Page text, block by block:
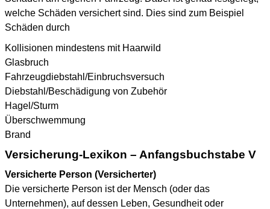
welche Schäden versichert sind. Dies sind zum Beispiel
Schäden durch
Kollisionen mindestens mit Haarwild
Glasbruch
Fahrzeugdiebstahl/Einbruchsversuch
Diebstahl/Beschädigung von Zubehör
Hagel/Sturm
Überschwemmung
Brand
Versicherung-Lexikon – Anfangsbuchstabe V
Versicherte Person (Versicherter)
Die versicherte Person ist der Mensch (oder das
Unternehmen), auf dessen Leben, Gesundheit oder